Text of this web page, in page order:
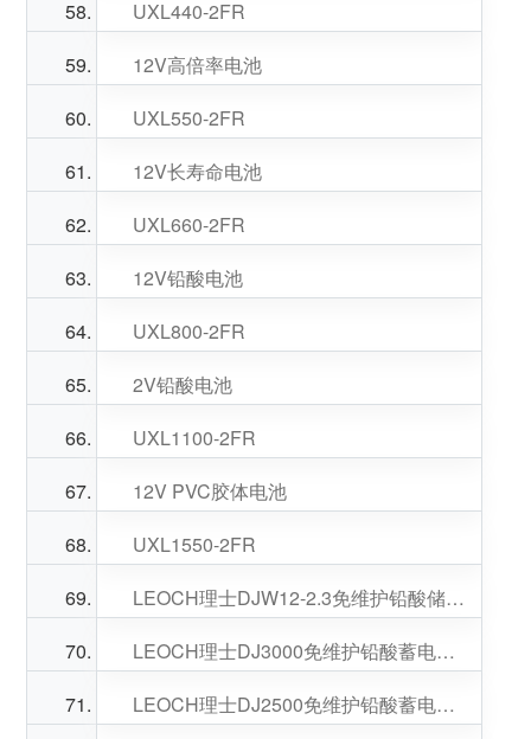
UXL440-2FR
12V高倍率电池
UXL550-2FR
12V长寿命电池
UXL660-2FR
12V铅酸电池
UXL800-2FR
2V铅酸电池
UXL1100-2FR
12V PVC胶体电池
UXL1550-2FR
LEOCH理士DJW12-2.3免维护铅酸储能蓄电池12V2.3AH
LEOCH理士DJ3000免维护铅酸蓄电池2V3000AH适配UPS电源
LEOCH理士DJ2500免维护铅酸蓄电池2V2500AH适配UPS电源